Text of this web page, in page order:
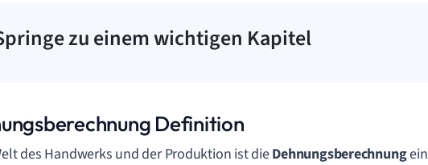
zu einem wichtigen Kapitel
Definition
des Handwerks und der Produktion ist dieDehnungsberechnungein